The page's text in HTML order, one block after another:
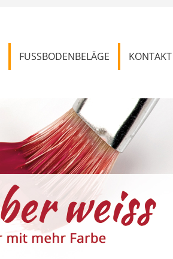
FUSSBODENBELÄGE KONTAKT